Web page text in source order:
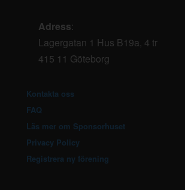
Adress:
Lagergatan 1 Hus B19a, 4 tr
415 11 Göteborg
Kontakta oss
FAQ
Läs mer om Sponsorhuset
Privacy Policy
Registrera ny förening